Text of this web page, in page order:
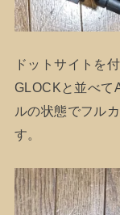
ドットサイトを
GLOCKと並べて
ルの状態でフル
す。